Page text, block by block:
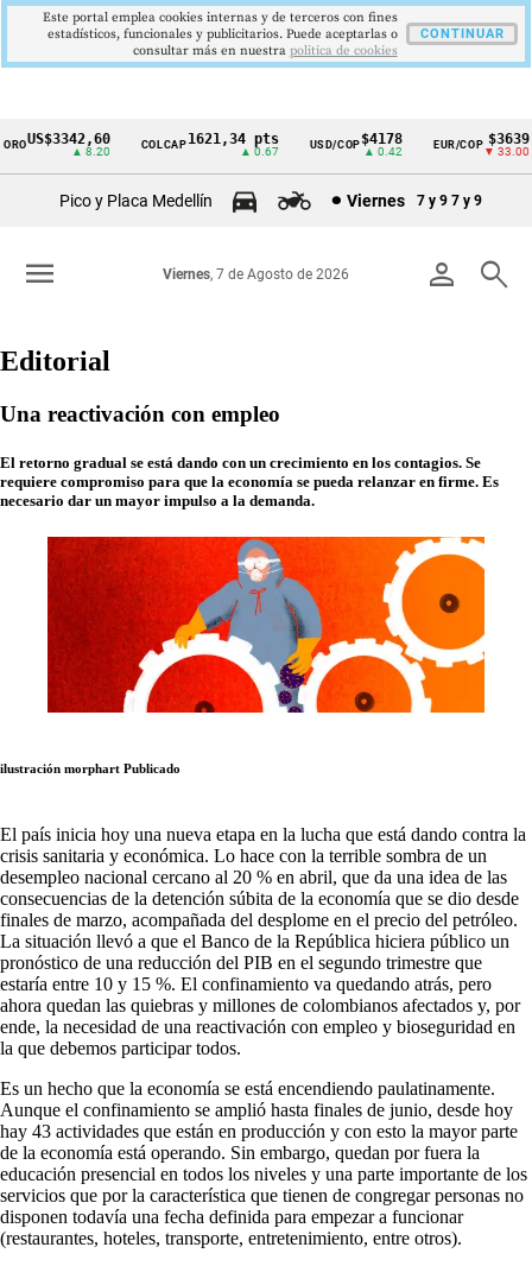
Cintillo
Colombia
▲ 8.20
COLCAP1621,34 pts
▲ 0.67
USD/COP$4178
▲ 0.42
EUR/COP $3639
▼ 33.00
Pico y Placa Medellín Viernes 7 y 9 7 y 9
person search
Viernes, 7 de Agosto de 2026
menu
Editorial
Una reactivación con empleo
El retorno gradual se está dando con un crecimiento en los contagios. Se
requiere compromiso para que la economía se pueda relanzar en firme. Es
necesario dar un mayor impulso a la demanda.
ilustración morphart Publicado
El país inicia hoy una nueva etapa en la lucha que está dando contra la
crisis sanitaria y económica. Lo hace con la terrible sombra de un
desempleo nacional cercano al 20 % en abril, que da una idea de las
consecuencias de la detención súbita de la economía que se dio desde
finales de marzo, acompañada del desplome en el precio del petróleo.
La situación llevó a que el Banco de la República hiciera público un
pronóstico de una reducción del PIB en el segundo trimestre que
estaría entre 10 y 15 %. El confinamiento va quedando atrás, pero
ahora quedan las quiebras y millones de colombianos afectados y, por
ende, la necesidad de una reactivación con empleo y bioseguridad en
la que debemos participar todos.
Es un hecho que la economía se está encendiendo paulatinamente.
Aunque el confinamiento se amplió hasta finales de junio, desde hoy
hay 43 actividades que están en producción y con esto la mayor parte
de la economía está operando. Sin embargo, quedan por fuera la
educación presencial en todos los niveles y una parte importante de los
servicios que por la característica que tienen de congregar personas no
disponen todavía una fecha definida para empezar a funcionar
(restaurantes, hoteles, transporte, entretenimiento, entre otros).
Este portal emplea cookies internas y de terceros con fines
estadísticos, funcionales y publicitarios. Puede aceptarlas o
consultar más en nuestra politica de cookies
CONTINUAR